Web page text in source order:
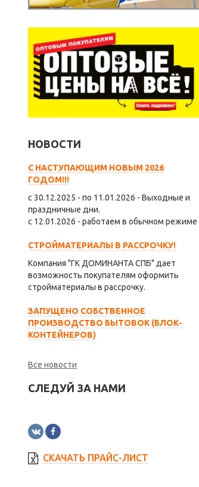
НОВОСТИ
С НАСТУПАЮЩИМ НОВЫМ 2026
ГОДОМ!!!
с 30.12.2025 - по 11.01.2026 - Выходные и
праздничные дни.
с 12.01.2026 - работаем в обычном режиме
СТРОЙМАТЕРИАЛЫ В РАССРОЧКУ!
Компания "ГК ДОМИНАНТА СПБ" дает
возможность покупателям оформить
стройматериалы в рассрочку.
ЗАПУЩЕНО СОБСТВЕННОЕ
ПРОИЗВОДСТВО БЫТОВОК (БЛОК-
КОНТЕЙНЕРОВ)
Все новости
СЛЕДУЙ ЗА НАМИ
СКАЧАТЬ ПРАЙС-ЛИСТ